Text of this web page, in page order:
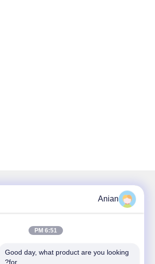
Anian
6:51 PM
Good day, what product are you looking
for?